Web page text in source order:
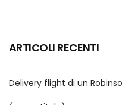
ARTICOLI RECENTI
Delivery flight di un